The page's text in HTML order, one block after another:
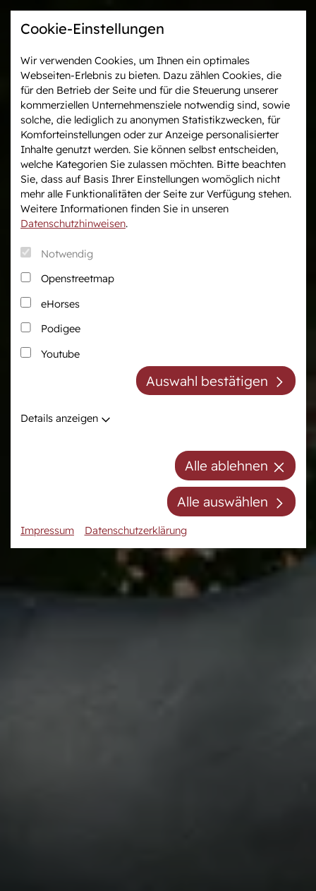
Cookie-Einstellungen
Wir verwenden Cookies, um Ihnen ein optimales
Webseiten-Erlebnis zu bieten. Dazu zählen Cookies, die
für den Betrieb der Seite und für die Steuerung unserer
kommerziellen Unternehmensziele notwendig sind, sowie
solche, die lediglich zu anonymen Statistikzwecken, für
Komforteinstellungen oder zur Anzeige personalisierter
Inhalte genutzt werden. Sie können selbst entscheiden,
welche Kategorien Sie zulassen möchten. Bitte beachten
Sie, dass auf Basis Ihrer Einstellungen womöglich nicht
mehr alle Funktionalitäten der Seite zur Verfügung stehen.
Weitere Informationen finden Sie in unseren
Datenschutzhinweisen.
Notwendig
Openstreetmap
eHorses
Podigee
Youtube
Auswahl bestätigen
Details anzeigen
Alle ablehnen
Alle auswählen
Impressum Datenschutzerklärung
Westfalen-News und
aktuelle Ergebnisse
Veranstaltungen &
Turniere
Wir in Westfalen
Über uns
Verband & Organisation
Team
Jungzüchter
Downloadcenter
Fanshop
Karriere
Vermarktung
Auktionen
After Sales Service
Pferdemarkt
Westfälische Pferdezucht
Zuchtberatung
Anreiten und
Pferdeausbildung
Anfahrt
Kontakt